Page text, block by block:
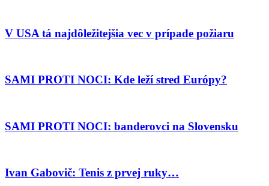
V USA tá najdôležitejšia vec v prípade požiaru
SAMI PROTI NOCI: Kde leží stred Európy?
SAMI PROTI NOCI: banderovci na Slovensku
Ivan Gabovič: Tenis z prvej ruky…